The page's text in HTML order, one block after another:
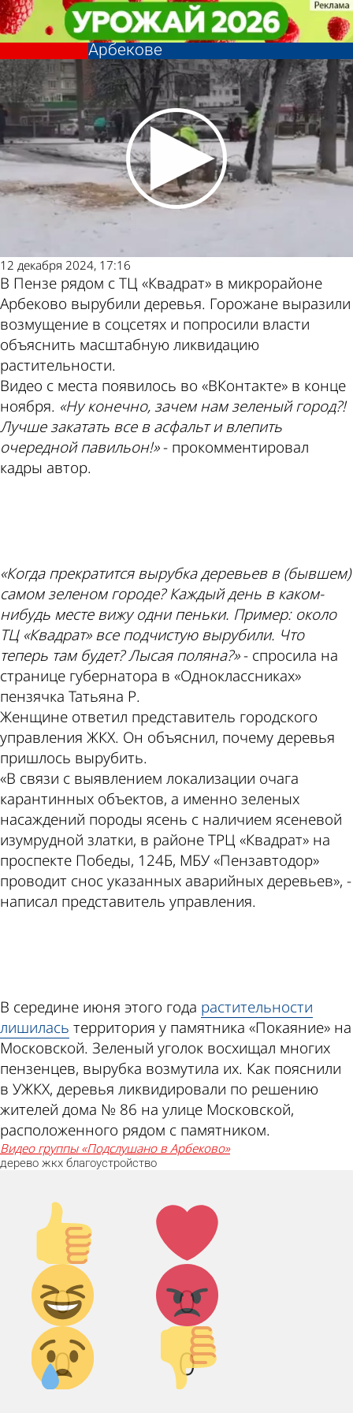
Лысая поляна: коммунальщики
объяснили снос деревьев в
Арбекове
Общество
12 декабря 2024, 17:16
В Пензе рядом с ТЦ «Квадрат» в микрорайоне
Арбеково вырубили деревья. Горожане выразили
возмущение в соцсетях и попросили власти
объяснить масштабную ликвидацию
растительности.
Видео с места появилось во «ВКонтакте» в конце
ноября. «Ну конечно, зачем нам зеленый город?!
Лучше закатать все в асфальт и влепить
очередной павильон!»- прокомментировал
кадры автор.
«Когда прекратится вырубка деревьев в (бывшем)
самом зеленом городе? Каждый день в каком-
нибудь месте вижу одни пеньки. Пример: около
ТЦ «Квадрат» все подчистую вырубили. Что
теперь там будет? Лысая поляна?»- спросила на
странице губернатора в «Одноклассниках»
пензячка Татьяна Р.
Женщине ответил представитель городского
управления ЖКХ. Он объяснил, почему деревья
пришлось вырубить.
«В связи с выявлением локализации очага
карантинных объектов, а именно зеленых
насаждений породы ясень с наличием ясеневой
изумрудной златки, в районе ТРЦ «Квадрат» на
проспекте Победы, 124Б, МБУ «Пензавтодор»
проводит снос указанных аварийных деревьев», -
написал представитель управления.
В середине июня этого года растительности
лишилась территория у памятника «Покаяние» на
Московской. Зеленый уголок восхищал многих
пензенцев, вырубка возмутила их. Как пояснили
в УЖКХ, деревья ликвидировали по решению
жителей дома № 86 на улице Московской,
расположенного рядом с памятником.
видео группы «Подслушано в Арбеково»
дерево жкх благоустройство
Палец
вверх!
0
Лайк!
0
Дикий
смех!
0
Агрессия!
0
Грусть :(
Палец
вниз!
Лысая поляна: коммунальщики
объяснили снос деревьев в
Арбекове
Общество
Другие новости
по теме
Погода и курсы
валют в Пензе